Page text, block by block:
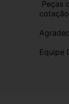
cotação
Equipe